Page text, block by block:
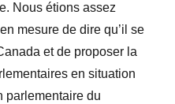
Nous étions assez
mesure de dire qu’il se
et de proposer la
en situation
parlementaire du